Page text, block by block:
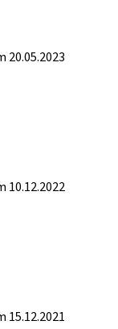
10.12.2022